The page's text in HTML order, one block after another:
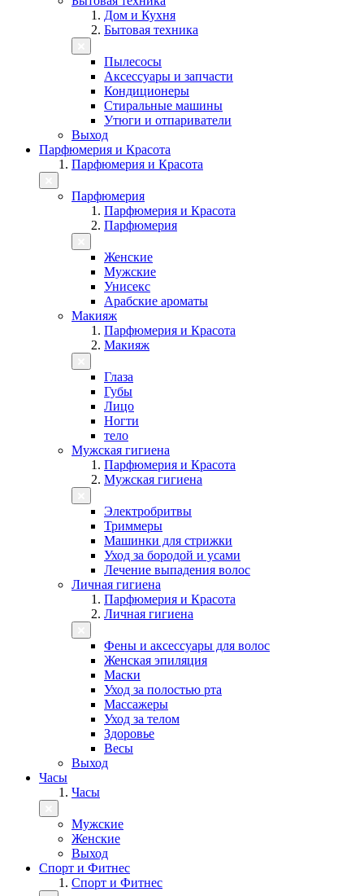
Дом и Кухня
Бытовая техника
Пылесосы
Аксессуары и запчасти
Кондиционеры
Стиральные машины
Утюги и отпариватели
Выход
Парфюмерия и Красота
Парфюмерия и Красота
Парфюмерия
Парфюмерия и Красота
Парфюмерия
Женские
Мужские
Унисекс
Арабские ароматы
Макияж
Парфюмерия и Красота
Макияж
Глаза
Губы
Лицо
Ногти
тело
Мужская гигиена
Парфюмерия и Красота
Мужская гигиена
Электробритвы
Триммеры
Машинки для стрижки
Уход за бородой и усами
Лечение выпадения волос
Личная гигиена
Парфюмерия и Красота
Личная гигиена
Фены и аксессуары для волос
Женская эпиляция
Маски
Уход за полостью рта
Массажеры
Уход за телом
Здоровье
Весы
Выход
Часы
Часы
Мужские
Женские
Выход
Спорт и Фитнес
Спорт и Фитнес